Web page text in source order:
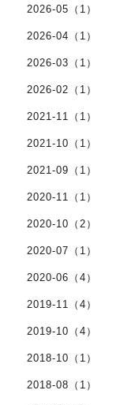
2026-05（1）
2026-04（1）
2026-03（1）
2026-02（1）
2021-11（1）
2021-10（1）
2021-09（1）
2020-11（1）
2020-10（2）
2020-07（1）
2020-06（4）
2019-11（4）
2019-10（4）
2018-10（1）
2018-08（1）